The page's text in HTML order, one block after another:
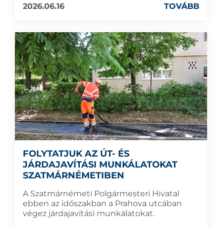
2026.06.16
TOVÁBB
FOLYTATJUK AZ ÚT- ÉS
JÁRDAJAVÍTÁSI MUNKÁLATOKAT
SZATMÁRNÉMETIBEN
A Szatmárnémeti Polgármesteri Hivatal
ebben az időszakban a Prahova utcában
végez járdajavítási munkálatokat.